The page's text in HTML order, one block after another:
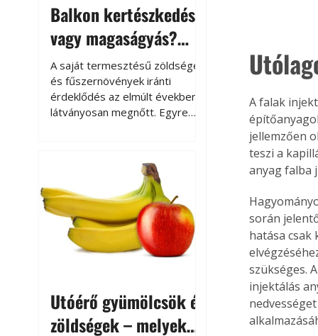
Balkon kertészkedés
vagy magaságyás?
Helytakarékos
kertészkedés
A saját termesztésű zöldségek
és fűszernövények iránti
érdeklődés az elmúlt években
látványosan megnőtt. Egyre
kertészkedés sokak számára
kikapcsolódást és feltöltődést
is jelent.
Utóérő gyümölcsök és
zöldségek – melyek
A falak
jellemzően
teszi a
anyag falba
során
hatása csak
szükséges.
injektálás